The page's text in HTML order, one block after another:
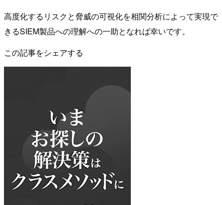
高度化するリスクと脅威の可視化を相関分析によって実現で
きるSIEM製品への理解への一助となれば幸いです。
この記事をシェアする